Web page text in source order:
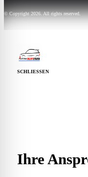
© Copyright 2026. All rights reserved.
SCHLIESSEN
Ihre